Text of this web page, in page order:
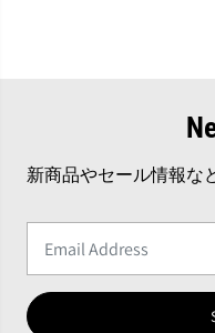
新商品やセール情報な